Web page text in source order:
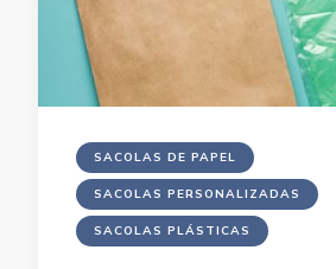
SACOLAS DE PAPEL
SACOLAS PERSONALIZADAS
SACOLAS PLÁSTICAS